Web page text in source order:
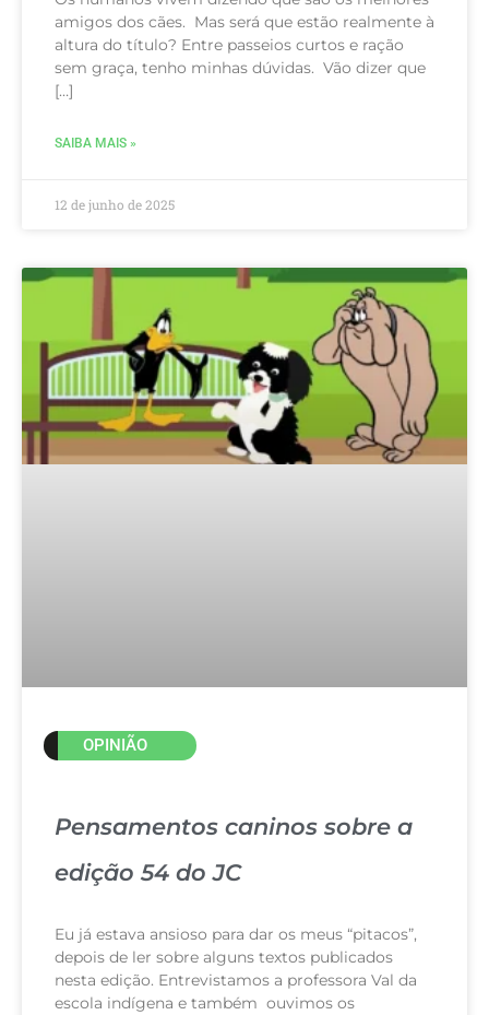
amigos dos cães. Mas será que estão realmente à
altura do título? Entre passeios curtos e ração
sem graça, tenho minhas dúvidas. Vão dizer que
[…]
SAIBA MAIS »
12 de junho de 2025
OPINIÃO
Pensamentos caninos sobre a
edição 54 do JC
Eu já estava ansioso para dar os meus “pitacos”,
depois de ler sobre alguns textos publicados
nesta edição. Entrevistamos a professora Val da
escola indígena e também ouvimos os